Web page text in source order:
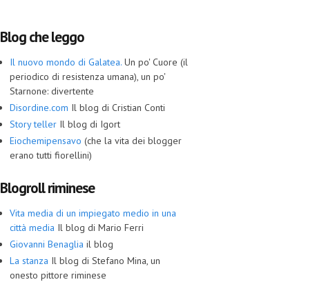
Blog che leggo
Il nuovo mondo di Galatea. Un po' Cuore (il
periodico di resistenza umana), un po'
Starnone: divertente
Disordine.com Il blog di Cristian Conti
Story teller Il blog di Igort
Eiochemipensavo (che la vita dei blogger
erano tutti fiorellini)
Blogroll riminese
Vita media di un impiegato medio in una
città media Il blog di Mario Ferri
Giovanni Benaglia il blog
La stanza Il blog di Stefano Mina, un
onesto pittore riminese